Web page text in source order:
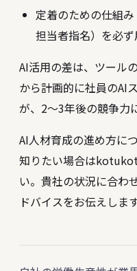
定着のための仕組
担当者指名）を必ず
AI活用の差は、ツール
から計画的に社員のAI
が、2〜3年後の競争力
AI人材育成の進め方に
知りたい場合は
い。貴社の状況に合わ
ドバイスをお伝えします